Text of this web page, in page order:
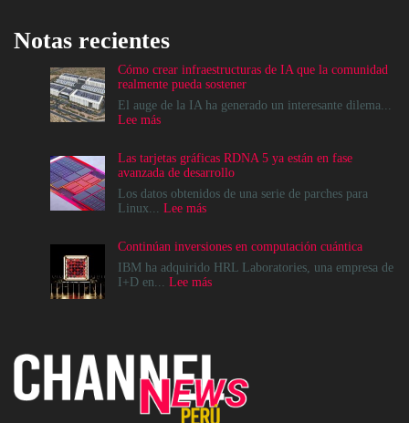
Notas recientes
Cómo crear infraestructuras de IA que la comunidad
realmente pueda sostener
El auge de la IA ha generado un interesante dilema...
Lee más:
infraestructuras
de
IA
que
realmente
pueda
sostener
Las tarjetas gráficas RDNA 5 ya están en fase
avanzada de desarrollo
Los datos obtenidos de una serie de parches para
Linux... Lee más:
gráficas
RDNA
5
avanzada
desarrollo
Continúan inversiones en computación cuántica
IBM ha adquirido HRL Laboratories, una empresa de
I+D en... Lee más: